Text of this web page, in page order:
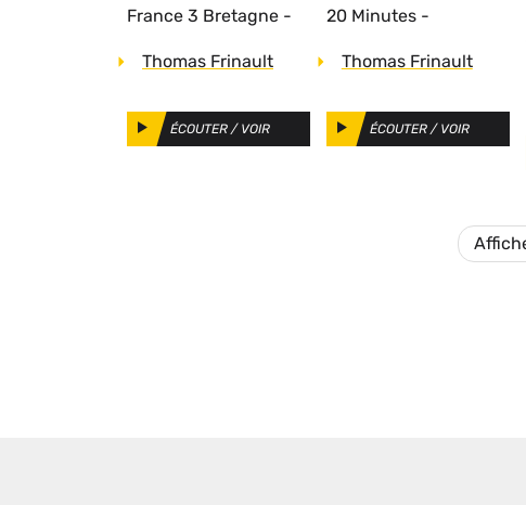
national : simple
repas convivial ou
séduction ?
France 3 Bretagne -
Auteurs
Thomas Frinault
ÉCOUTER / VOIR
ils devoir
exceptionnellement
sept ans ?
20 Minutes-
Auteurs
Thomas Frinault
ÉCOUTER / VOIR